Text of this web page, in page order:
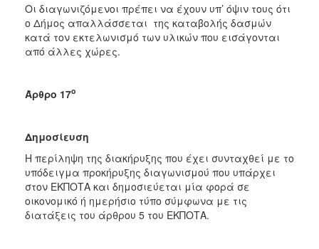
Οι διαγωνιζόμενοι πρέπει να έχουν υπ’ όψιν τους ότι
ο Δήμος απαλλάσσεται της καταβολής δασμών
κατά τον εκτελωνισμό των υλικών που εισάγονται
από άλλες χώρες.
Άρθρο 17ο
Δημοσίευση
Η περίληψη της διακήρυξης που έχει συνταχθεί με το
υπόδειγμα προκήρυξης διαγωνισμού που υπάρχει
στον ΕΚΠΟΤΑ και δημοσιεύεται μία φορά σε
οικονομικό ή ημερήσιο τύπο σύμφωνα με τις
διατάξεις του άρθρου 5 του ΕΚΠΟΤΑ.